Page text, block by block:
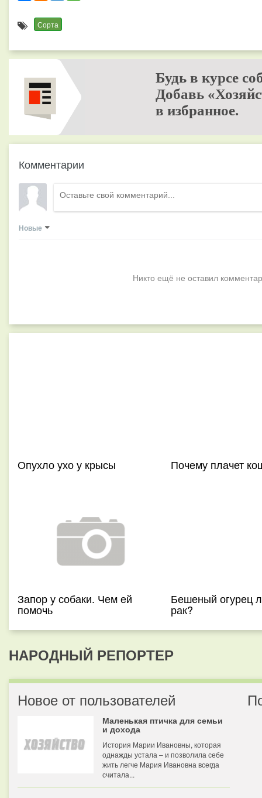
Сорта
Будь в курсе
Добавь
в избранное.
Комментарии
Новые
Никто ещё не оставил
Опухло ухо у крысы Почему плачет
Запор у собаки. Чем ей
помочь
Бешеный огурец
рак?
НАРОДНЫЙ РЕПОРТЕР
Новое от пользователей
Маленькая птичка для семьи
и дохода
История Марии Ивановны, которая
однажды устала – и позволила себе
жить легче Мария Ивановна всегда
считала...